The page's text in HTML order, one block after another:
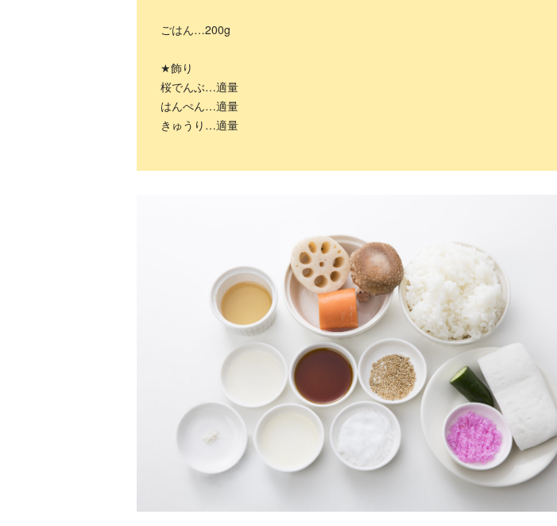
ごはん…200g
★飾り
桜でんぶ…適量
はんぺん…適量
きゅうり…適量
「僕は『歌が好
けど『歌がうま
元体操のお兄さ
ん小林よしひさ
の人の映画が人
TBSアナ井上貴
ったことは一度
ひろゆき「『自
分はこれが得意
だ』という“思
い込み”は重